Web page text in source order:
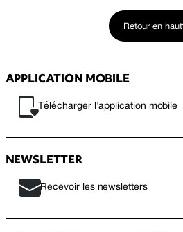
Retour en haut
APPLICATION MOBILE
Télécharger l’application mobile
NEWSLETTER
Recevoir les newsletters